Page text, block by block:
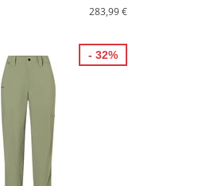
283,99 €
- 32%